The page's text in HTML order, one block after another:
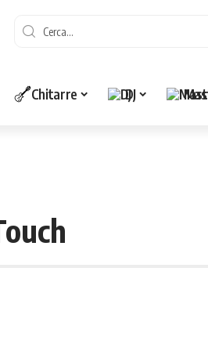
Chitarre DJ